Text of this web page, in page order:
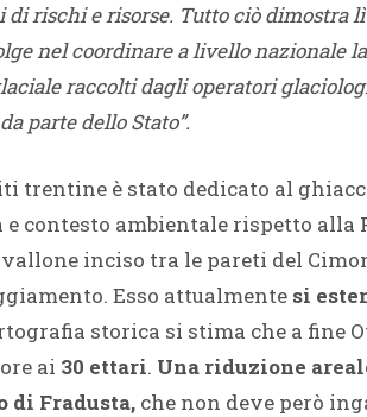
rischi e risorse. Tutto ciò dimostra lì
nel coordinare a livello nazionale
raccolti dagli operatori
parte dello Stato”.
trentine è stato dedicato al
contesto ambientale rispetto alla
inciso tra le pareti del
Esso attualmente si
storica si stima che a fine
ai 30 ettari. Una riduzione
di Fradusta, che non deve però